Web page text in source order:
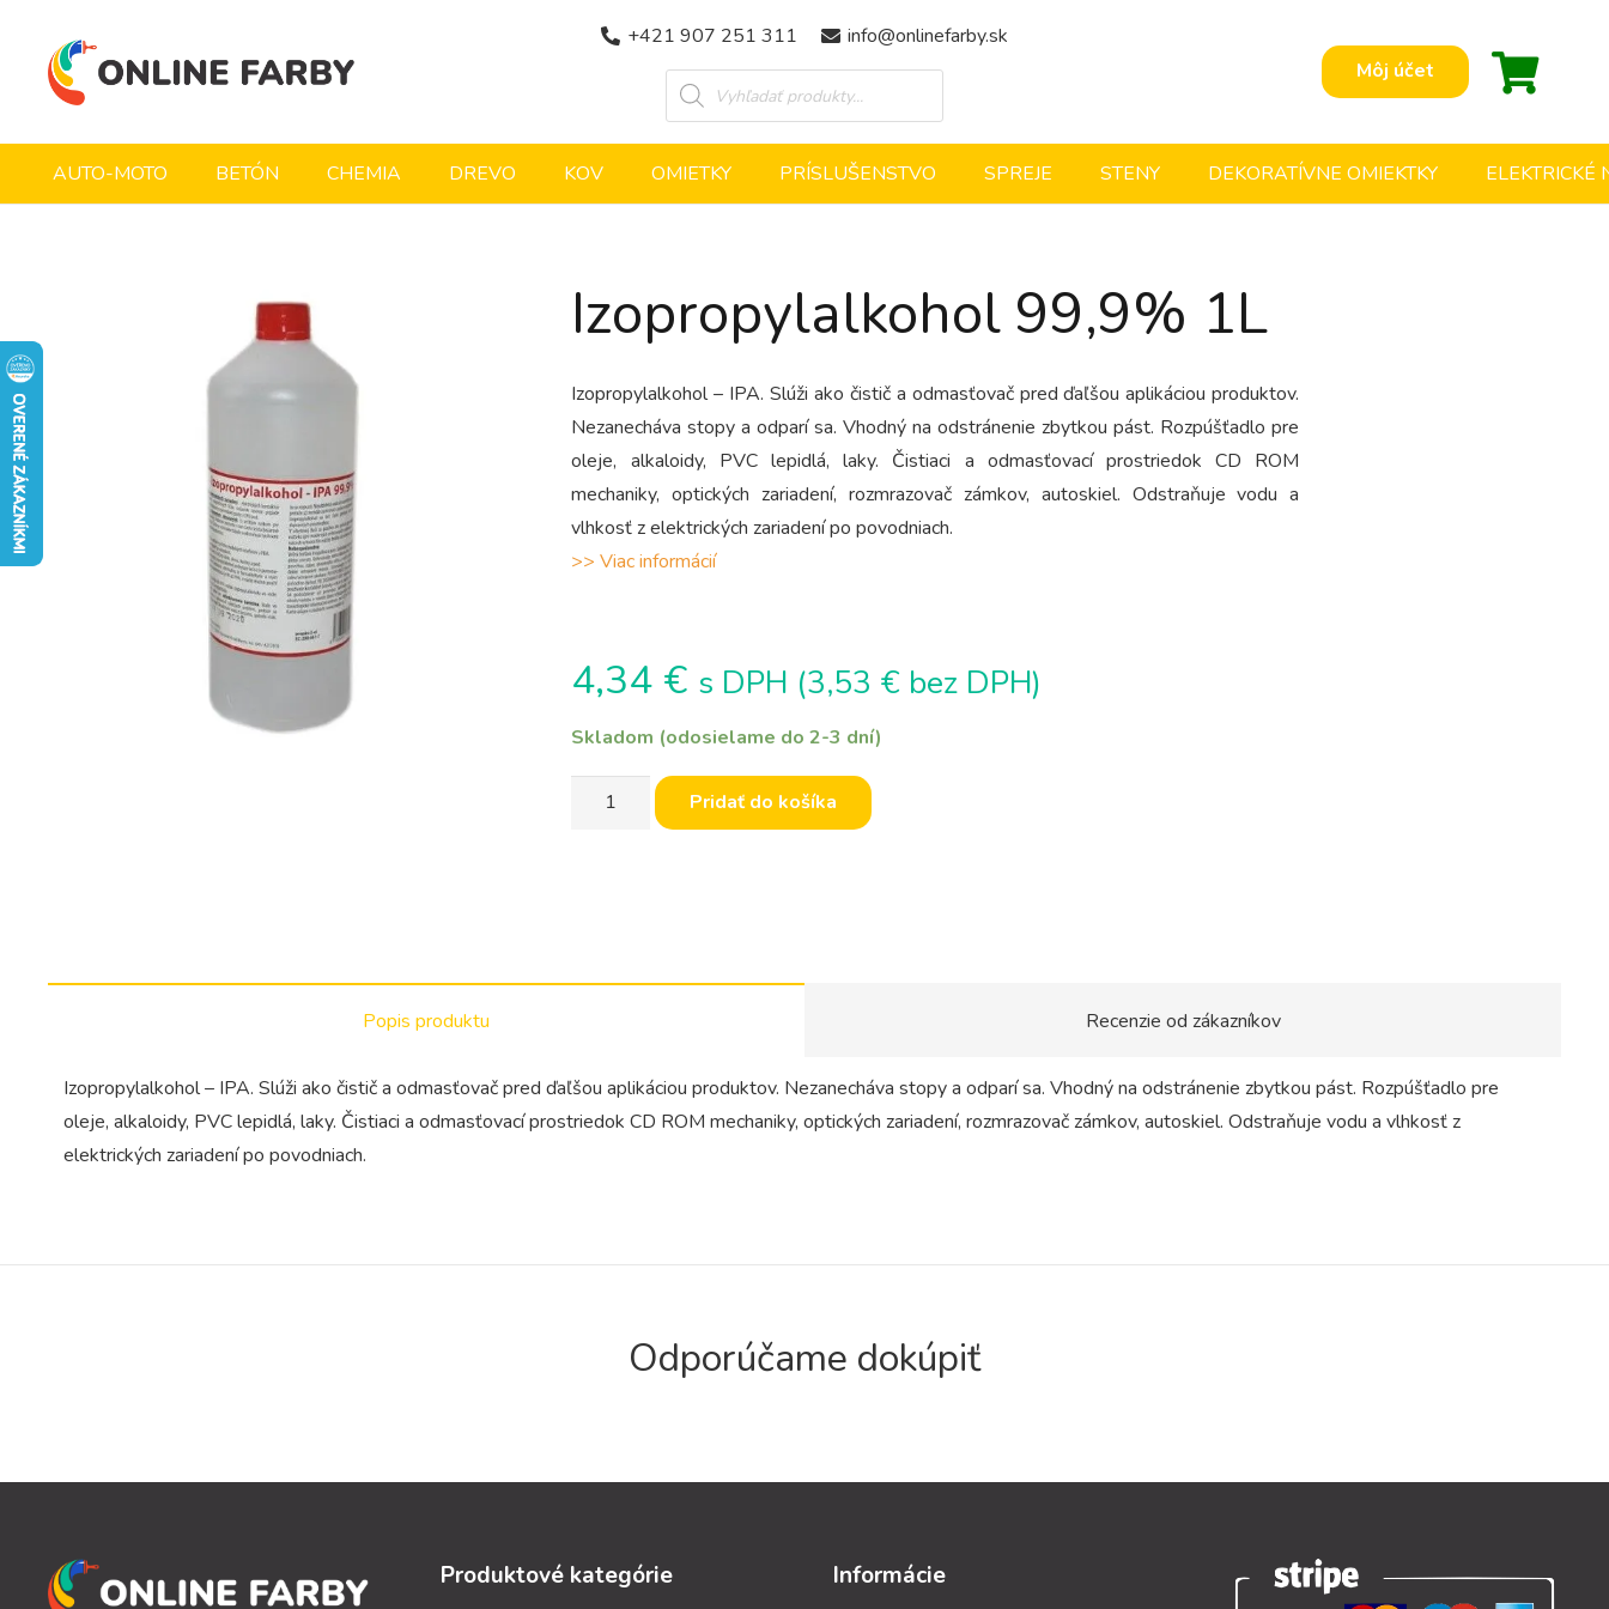
+421 907 251 311
info@onlinefarby.sk
Products
search
Môj účet
AUTO-MOTO BETÓN CHEMIA DREVO KOV OMIETKY PRÍSLUŠENSTVO SPREJE STENY DEKORATÍVNE OMIEKTKY ELEKTRICKÉ
Izopropylalkohol 99,9% 1L
Izopropylalkohol – IPA. Slúži ako čistič a odmasťovač pred ďaľšou aplikáciou produktov.
Nezanecháva stopy a odparí sa. Vhodný na odstránenie zbytkou pást. Rozpúšťadlo pre
oleje, alkaloidy, PVC lepidlá, laky. Čistiaci a odmasťovací prostriedok CD ROM
mechaniky, optických zariadení, rozmrazovač zámkov, autoskiel. Odstraňuje vodu a
vlhkosť z elektrických zariadení po povodniach.
>> Viac informácií
4,34 € s DPH (3,53 € bez DPH)
Skladom (odosielame do 2-3 dní)
množstvo
Izopropylalkohol
Pridať do košíka
Popis produktu Recenzie od zákazníkov
Izopropylalkohol – IPA. Slúži ako čistič a odmasťovač pred ďaľšou aplikáciou produktov. Nezanecháva stopy a odparí sa. Vhodný na odstránenie zbytkou pást. Rozpúšťadlo pre
oleje, alkaloidy, PVC lepidlá, laky. Čistiaci a odmasťovací prostriedok CD ROM mechaniky, optických zariadení, rozmrazovač zámkov, autoskiel. Odstraňuje vodu a vlhkosť z
elektrických zariadení po povodniach.
Odporúčame dokúpiť
Produktové kategórie Informácie